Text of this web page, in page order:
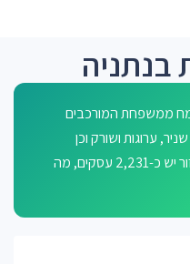
בנתניה
ממשפחת המורכבים
ערוגות ושורק וכן
לרחובות כמו שלונסקי וקצנלסון. באזור יש כ-2,231 עסקים, מה